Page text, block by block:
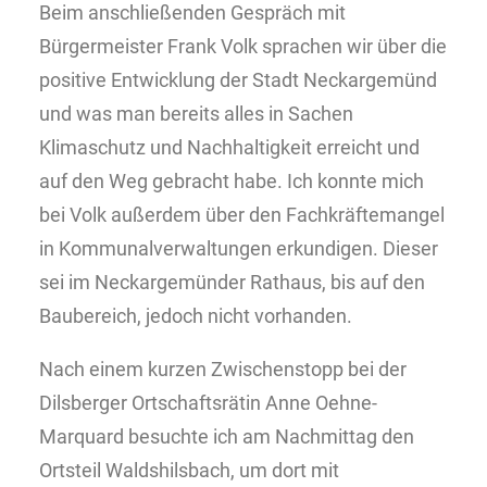
Beim anschließenden Gespräch mit
Bürgermeister Frank Volk sprachen wir über die
positive Entwicklung der Stadt Neckargemünd
und was man bereits alles in Sachen
Klimaschutz und Nachhaltigkeit erreicht und
auf den Weg gebracht habe. Ich konnte mich
bei Volk außerdem über den Fachkräftemangel
in Kommunalverwaltungen erkundigen. Dieser
sei im Neckargemünder Rathaus, bis auf den
Baubereich, jedoch nicht vorhanden.
Nach einem kurzen Zwischenstopp bei der
Dilsberger Ortschaftsrätin Anne Oehne-
Marquard besuchte ich am Nachmittag den
Ortsteil Waldshilsbach, um dort mit